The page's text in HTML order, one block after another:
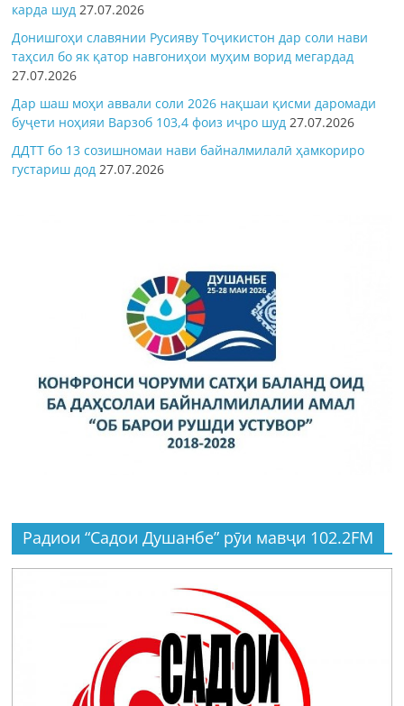
карда шуд 27.07.2026
Донишгоҳи славянии Русияву Тоҷикистон дар соли нави
таҳсил бо як қатор навгониҳои муҳим ворид мегардад
27.07.2026
Дар шаш моҳи аввали соли 2026 нақшаи қисми даромади
буҷети ноҳияи Варзоб 103,4 фоиз иҷро шуд 27.07.2026
ДДТТ бо 13 созишномаи нави байналмилалӣ ҳамкориро
густариш дод 27.07.2026
Радиои “Садои Душанбе” рӯи мавҷи 102.2FM